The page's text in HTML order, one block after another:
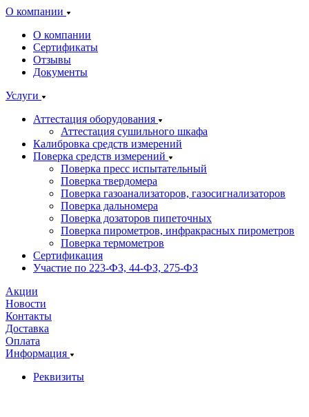
О компании
О компании
Сертификаты
Отзывы
Документы
Услуги
Аттестация оборудования
Аттестация сушильного шкафа
Калибровка средств измерений
Поверка средств измерений
Поверка пресс испытательный
Поверка твердомера
Поверка газоанализаторов, газосигнализаторов
Поверка дальномера
Поверка дозаторов пипеточных
Поверка пирометров, инфракрасных пирометров
Поверка термометров
Сертификация
Участие по 223-ФЗ, 44-ФЗ, 275-ФЗ
Акции
Новости
Контакты
Доставка
Оплата
Информация
Реквизиты